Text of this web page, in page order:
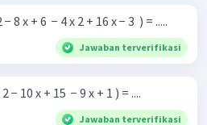
x + 6 ​ − 4 x 2 + 16 x − 3 ​ ) = .....
Jawaban terverifikasi
10 x + 15 ​ − 9 x + 1 ) = ....
Jawaban terverifikasi